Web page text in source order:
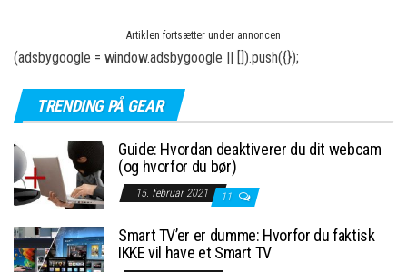
Artiklen fortsætter under annoncen
(adsbygoogle = window.adsbygoogle || []).push({});
TRENDING PÅ GEAR
Guide: Hvordan deaktiverer du dit webcam
(og hvorfor du bør)
15. februar 2021 11
Smart TV’er er dumme: Hvorfor du faktisk
IKKE vil have et Smart TV